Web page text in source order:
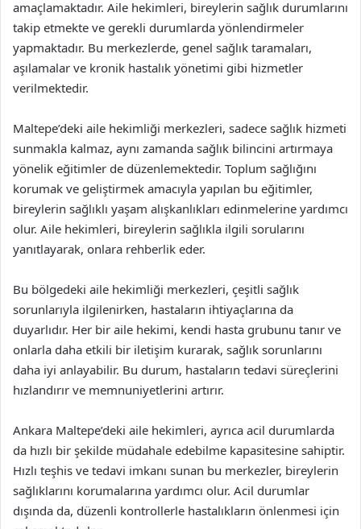
amaçlamaktadır. Aile hekimleri, bireylerin sağlık durumlarını
takip etmekte ve gerekli durumlarda yönlendirmeler
yapmaktadır. Bu merkezlerde, genel sağlık taramaları,
aşılamalar ve kronik hastalık yönetimi gibi hizmetler
verilmektedir.
Maltepe’deki aile hekimliği merkezleri, sadece sağlık hizmeti
sunmakla kalmaz, aynı zamanda sağlık bilincini artırmaya
yönelik eğitimler de düzenlemektedir. Toplum sağlığını
korumak ve geliştirmek amacıyla yapılan bu eğitimler,
bireylerin sağlıklı yaşam alışkanlıkları edinmelerine yardımcı
olur. Aile hekimleri, bireylerin sağlıkla ilgili sorularını
yanıtlayarak, onlara rehberlik eder.
Bu bölgedeki aile hekimliği merkezleri, çeşitli sağlık
sorunlarıyla ilgilenirken, hastaların ihtiyaçlarına da
duyarlıdır. Her bir aile hekimi, kendi hasta grubunu tanır ve
onlarla daha etkili bir iletişim kurarak, sağlık sorunlarını
daha iyi anlayabilir. Bu durum, hastaların tedavi süreçlerini
hızlandırır ve memnuniyetlerini artırır.
Ankara Maltepe’deki aile hekimleri, ayrıca acil durumlarda
da hızlı bir şekilde müdahale edebilme kapasitesine sahiptir.
Hızlı teşhis ve tedavi imkanı sunan bu merkezler, bireylerin
sağlıklarını korumalarına yardımcı olur. Acil durumlar
dışında da, düzenli kontrollerle hastalıkların önlenmesi için